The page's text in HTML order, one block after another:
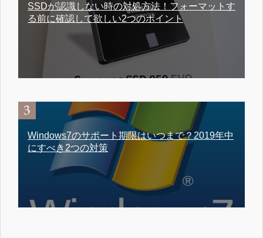
SSDが認識しない時の対処方法！フォーマットす
る前に確認して欲しい2つのポイント
Windows7のサポート期限はいつまで？2019年中
にすべき2つの対策